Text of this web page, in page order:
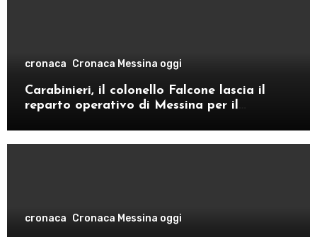
cronaca Cronaca Messina oggi
Carabinieri, il colonello Falcone lascia il
reparto operativo di Messina per il
cronaca Cronaca Messina oggi